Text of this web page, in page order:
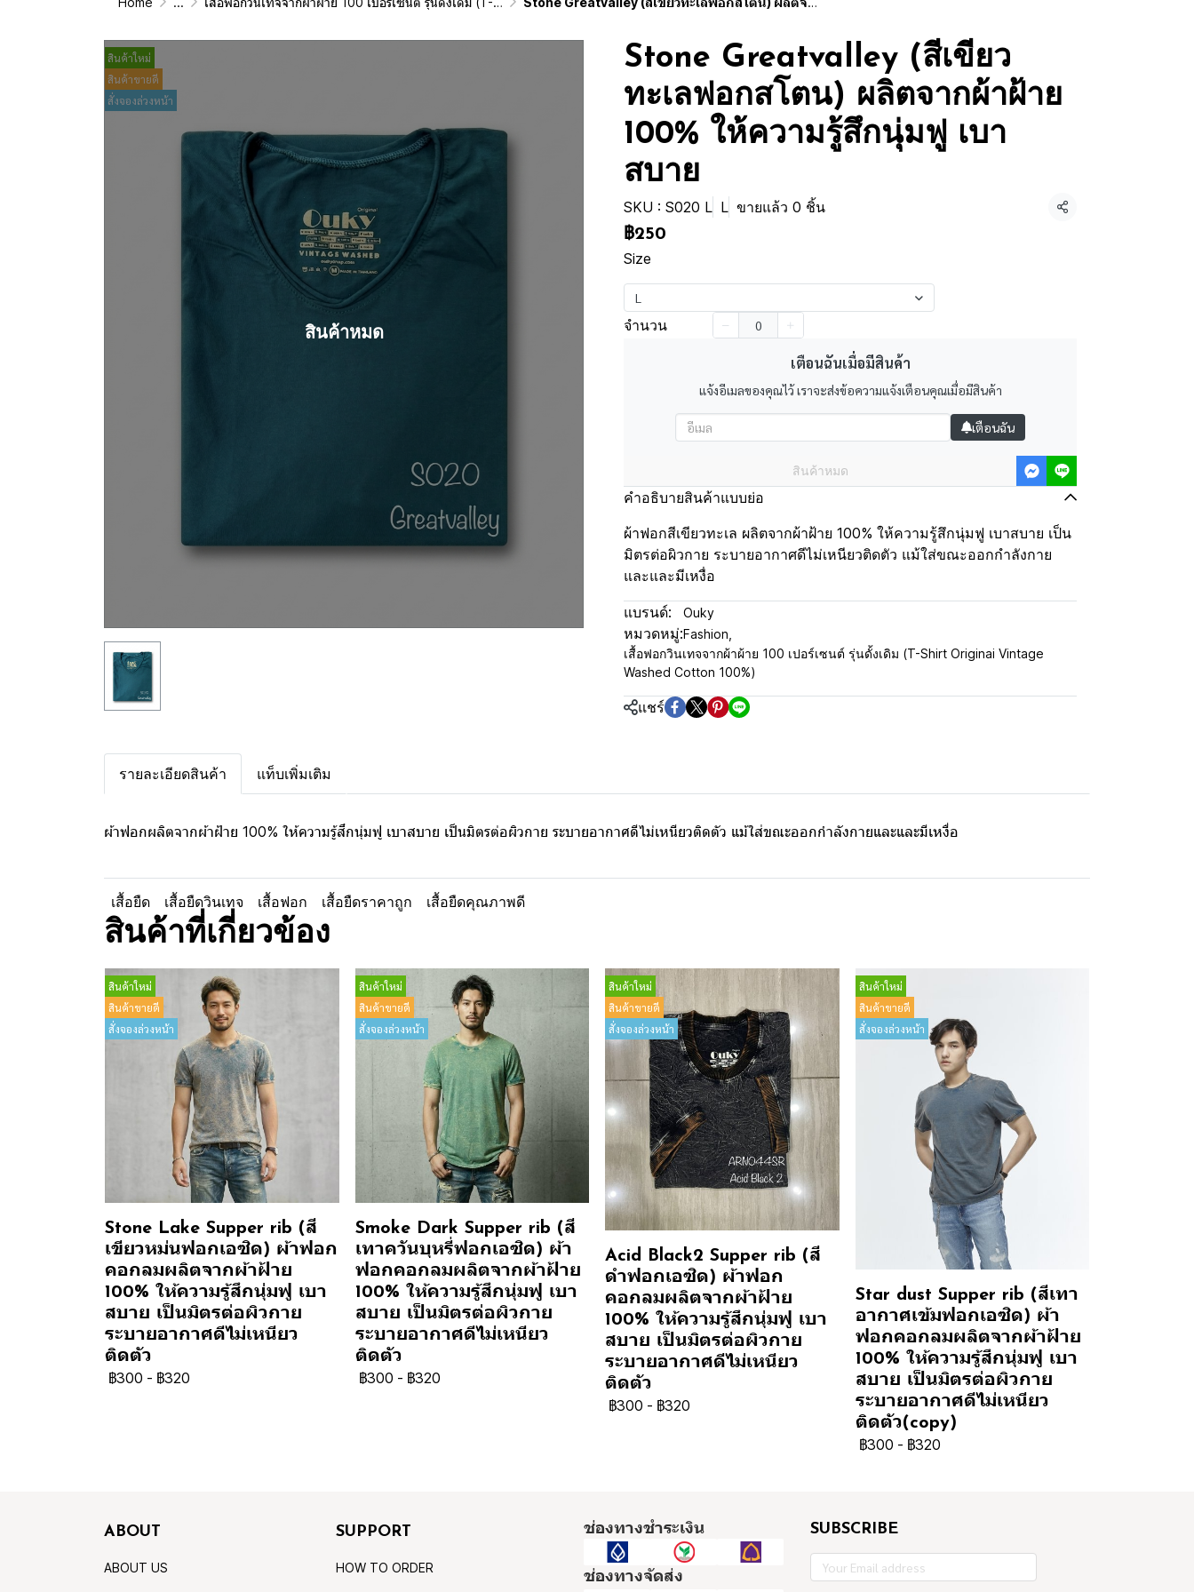
สินค้าใหม่
สินค้าขายดี
สั่งจองล่วงหน้า
สินค้าหมด
Stone Greatvalley (สีเขียว
ทะเลฟอกสโตน) ผลิตจากผ้าฝ้าย
100% ให้ความรู้สึกนุ่มฟู เบา
สบาย
SKU : S020 L L ขายแล้ว 0 ชิ้น แชร์
฿250
Size
L
จำนวน
เตือนฉันเมื่อมีสินค้า
แจ้งอีเมลของคุณไว้ เราจะส่งข้อความแจ้งเตือนคุณเมื่อมีสินค้า
เตือนฉัน
สินค้าหมด
คำอธิบายสินค้าแบบย่อ
ผ้าฟอกสีเขียวทะเล ผลิตจากผ้าฝ้าย 100% ให้ความรู้สึกนุ่มฟู เบาสบาย เป็น
มิตรต่อผิวกาย ระบายอากาศดีไม่เหนียวติดตัว แม้ใส่ขณะออกกำลังกาย
และและมีเหงื่อ
แบรนด์: Ouky
หมวดหมู่:Fashion
เสื้อฟอกวินเทจจากผ้าผ้าย 100 เปอร์เซนต์ รุ่นดั้งเดิม (T-Shirt Originai Vintage
Washed Cotton 100%)
แชร์
รายละเอียดสินค้า แท็บเพิ่มเติม
ผ้าฟอกผลิตจากผ้าฝ้าย 100% ให้ความรู้สึกนุ่มฟู เบาสบาย เป็นมิตรต่อผิวกาย ระบายอากาศดีไม่เหนียวติดตัว แม้ใส่ขณะออกกำลังกายและและมีเหงื่อ
เสื้อยืด เสื้อยืดวินเทจ เสื้อฟอก เสื้อยืดราคาถูก เสื้อยืดคุณภาพดี
สินค้าที่เกี่ยวข้อง
สินค้าใหม่
สินค้าขายดี
สั่งจองล่วงหน้า
Stone Lake Supper rib (สี
เขียวหม่นฟอกเอซิด) ผ้าฟอก
คอกลมผลิตจากผ้าฝ้าย
100% ให้ความรู้สึกนุ่มฟู เบา
สบาย เป็นมิตรต่อผิวกาย
ระบายอากาศดีไม่เหนียว
ติดตัว
฿300 - ฿320
สินค้าใหม่
สินค้าขายดี
สั่งจองล่วงหน้า
Smoke Dark Supper rib (สี
เทาควันบุหรี่ฟอกเอซิด) ผ้า
ฟอกคอกลมผลิตจากผ้าฝ้าย
100% ให้ความรู้สึกนุ่มฟู เบา
สบาย เป็นมิตรต่อผิวกาย
ระบายอากาศดีไม่เหนียว
ติดตัว
฿300 - ฿320
สินค้าใหม่
สินค้าขายดี
สั่งจองล่วงหน้า
Acid Black2 Supper rib (สี
ดำฟอกเอซิด) ผ้าฟอก
คอกลมผลิตจากผ้าฝ้าย
100% ให้ความรู้สึกนุ่มฟู เบา
สบาย เป็นมิตรต่อผิวกาย
ระบายอากาศดีไม่เหนียว
ติดตัว
฿300 - ฿320
สินค้าใหม่
สินค้าขายดี
สั่งจองล่วงหน้า
Star dust Supper rib (สีเทา
อากาศเข้มฟอกเอซิด) ผ้า
ฟอกคอกลมผลิตจากผ้าฝ้าย
100% ให้ความรู้สึกนุ่มฟู เบา
สบาย เป็นมิตรต่อผิวกาย
ระบายอากาศดีไม่เหนียว
ติดตัว(copy)
฿300 - ฿320
ABOUT
ABOUT US
SUPPORT
HOW TO ORDER
ช่องทางชำระเงิน
ช่องทางจัดส่ง
SUBSCRIBE